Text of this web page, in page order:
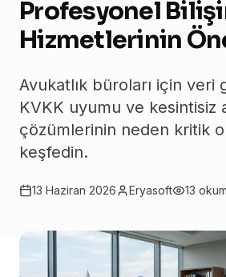
Profesyonel
Hizmetlerinin
Avukatlık büroları için veri
KVKK uyumu ve kesintisiz
çözümlerinin neden kritik
keşfedin.
13 Haziran 2026 Eryasoft 13